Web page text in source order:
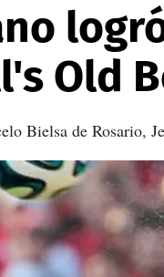
Old
Bielsa de Rosario,